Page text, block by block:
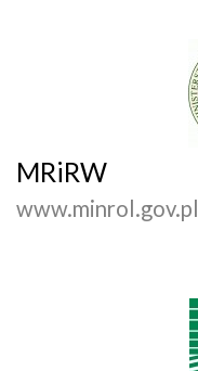
MRiRW
www.minrol.gov.pl